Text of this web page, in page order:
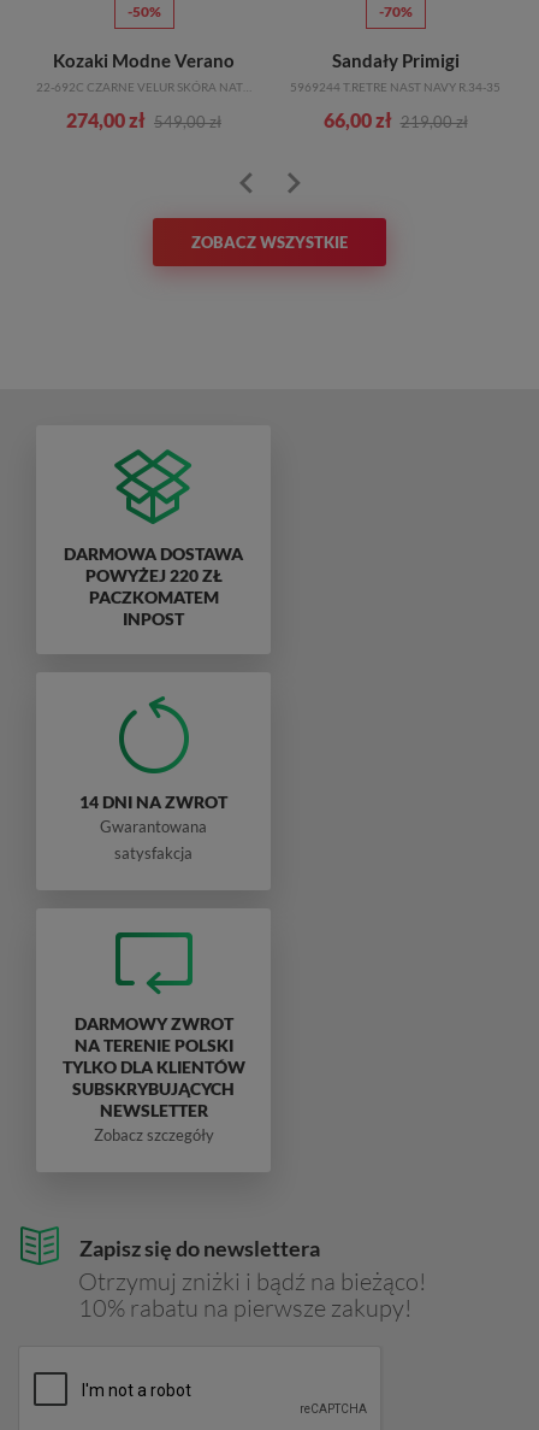
-50%
Kozaki Modne Verano
22-692C CZARNE VELUR SKÓRA NATURALNA_TN
274,00 zł 549,00 zł
-70%
Sandały Primigi
5969244 T.RETRE NAST NAVY R.34-35
66,00 zł 219,00 zł
ZOBACZ WSZYSTKIE
Zapisz się do newslettera
Otrzymuj zniżki i bądź na bieżąco!
10% rabatu na pierwsze zakupy!
DARMOWA DOSTAWA
POWYŻEJ 220 ZŁ
PACZKOMATEM
INPOST
14 DNI NA ZWROT
Gwarantowana
satysfakcja
DARMOWY ZWROT
NA TERENIE POLSKI
TYLKO DLA KLIENTÓW
SUBSKRYBUJĄCYCH
NEWSLETTER
Zobacz szczegóły